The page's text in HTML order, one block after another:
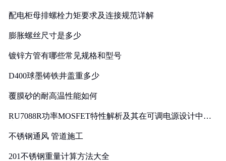
配电柜母排螺栓力矩要求及连接规范详解
膨胀螺丝尺寸是多少
镀锌方管有哪些常见规格和型号
D400球墨铸铁井盖重多少
覆膜砂的耐高温性能如何
RU7088R功率MOSFET特性解析及其在可调电源设计中的
不锈钢通风 管道施工
201不锈钢重量计算方法大全